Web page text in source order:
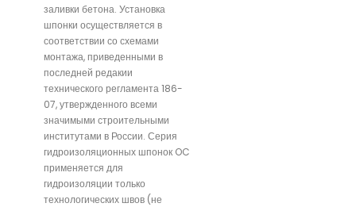
заливки бетона. Установка
шпонки осуществляется в
соответствии со схемами
монтажа, приведенными в
последней редакии
технического регламента 186-
07, утвержденного всеми
значимыми строительными
институтами в России. Серия
гидроизоляционных шпонок OC
применяется для
гидроизоляции только
технологических швов (не